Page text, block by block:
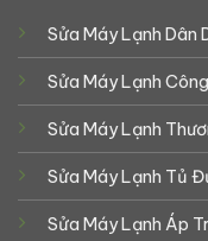
Sửa Máy Lạnh Dân
Sửa Máy Lạnh
Sửa Máy Lạnh
Sửa Máy Lạnh Tủ
Sửa Máy Lạnh Áp